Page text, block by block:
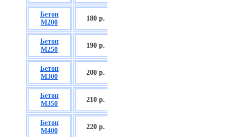
Бетон
М200
180 р.
Бетон
М250
190 р.
Бетон
М300
200 р.
Бетон
М350
210 р.
Бетон
М400
220 р.